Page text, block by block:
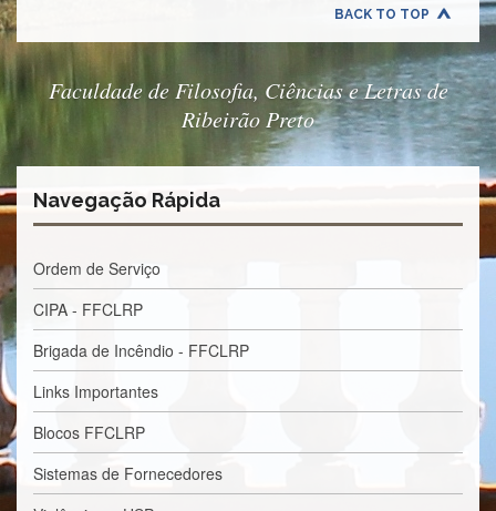
Estudar
Exterior
Editais
Eleições
Concursos
Concursos
Processos
Seletivos
Licitações/Contratações
BACK TO TOP
Faculdade de Filosofia, Ciências e Letras de
Ribeirão Preto
Navegação Rápida
Ordem de Serviço
CIPA - FFCLRP
Brigada de Incêndio - FFCLRP
Links Importantes
Blocos FFCLRP
Sistemas de Fornecedores